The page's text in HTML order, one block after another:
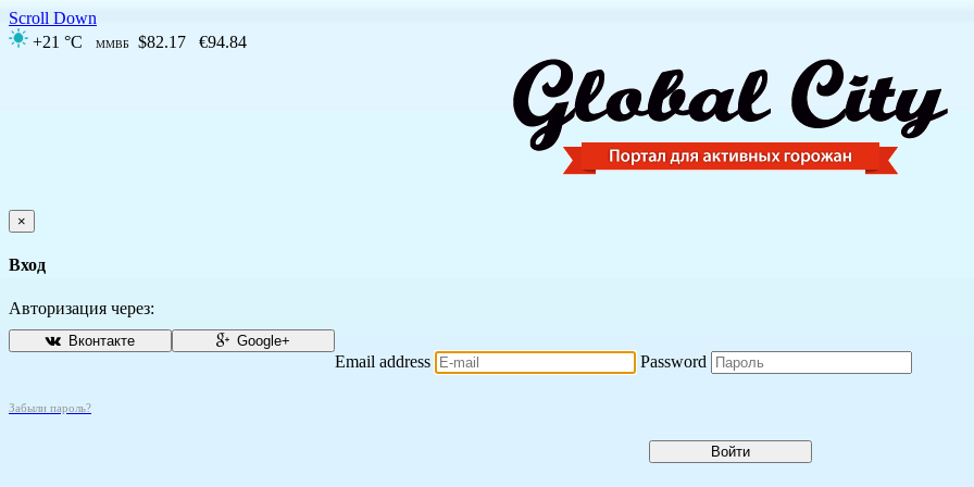
Scroll Down
+21 °C
ММВБ $82.17 €94.84
×
Вход
Авторизация через:
Вконтакте Google+
Email address Password
Забыли пароль?
Войти